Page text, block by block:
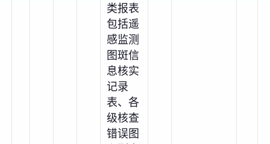
类报表
包括遥
感监测
图斑信
息核实
记录
表、各
级核查
错误图